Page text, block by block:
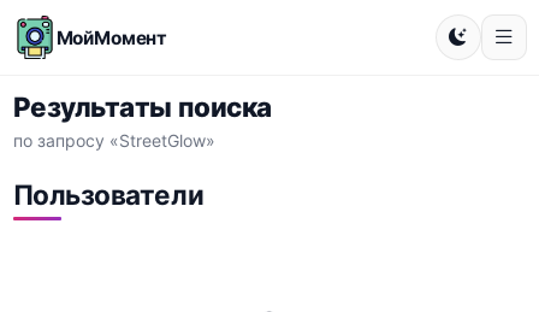
МойМомент
Результаты поиска
по запросу «StreetGlow»
Пользователи